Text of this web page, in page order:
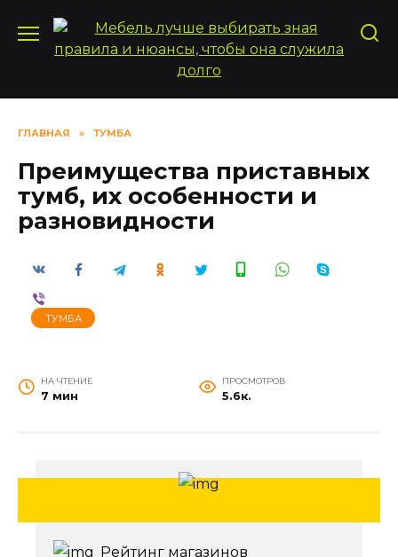
содержанию
ГЛАВНАЯ » ТУМБА
Преимущества приставных
тумб, их особенности и
разновидности
ТУМБА
НА ЧТЕНИЕ
7 мин
ПРОСМОТРОВ
5.6к.
Рейтинг магазинов